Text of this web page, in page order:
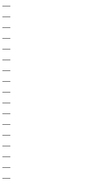
—
—
—
—
—
—
—
—
—
—
—
—
—
—
—
—
—